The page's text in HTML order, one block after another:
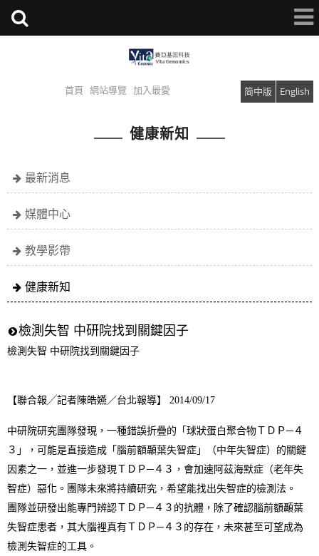
首頁 網站導覽 加入最愛 简中版 English
健康新知
最新消息
媒體中心
教學影帶
健康新知
檢測失智 中研院找到關鍵因子
檢測失智 中研院找到關鍵因子
【聯合報╱記者陳皓嬿／台北報導】 2014/09/17
中研院研究團隊發現，一種錯誤折疊的「球狀蛋白聚合物ＴＤＰ─４
３」，可能是直接造成「腦前額顳葉失智症」（中年失智症）的關鍵
因素之一，並進一步發現ＴＤＰ─４３，會加速阿茲海默症（老年失
智症）惡化。團隊未來將持續研究，希望能找出失智症的檢測法。
團隊並研發出能專門辨認ＴＤＰ─４３的抗體，除了確認腦前額顳葉
失智症患者，其大腦裡真有ＴＤＰ─４３的存在，未來甚至可望成為
檢測失智症的工具。